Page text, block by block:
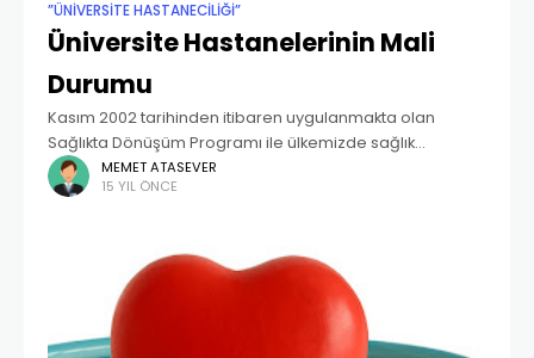
”ÜNIVERSITE HASTANECILIĞI”
Üniversite Hastanelerinin Mali
Durumu
Kasım 2002 tarihinden itibaren uygulanmakta olan
Sağlıkta Dönüşüm Programı ile ülkemizde sağlık
alanında oldukça önemli değişiklikler yaşanmaktadır.
Vatandaş odaklı yürütülen program, sağlıkta küresel
MEMET ATASEVER
15 YIL ÖNCE